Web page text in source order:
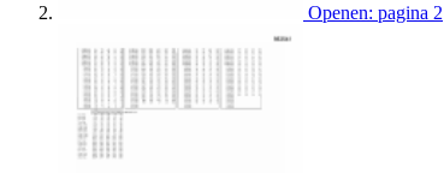
Openen: pagina 2